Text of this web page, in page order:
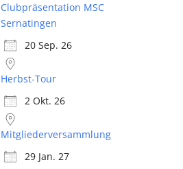
Clubpräsentation MSC
Sernatingen
20 Sep. 26
Herbst-Tour
2 Okt. 26
Mitgliederversammlung
29 Jan. 27